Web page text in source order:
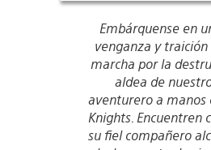
Embárquense en
venganza y
marcha por la
aldea de
aventurero a manos
Knights. Encuentren
su fiel compañero